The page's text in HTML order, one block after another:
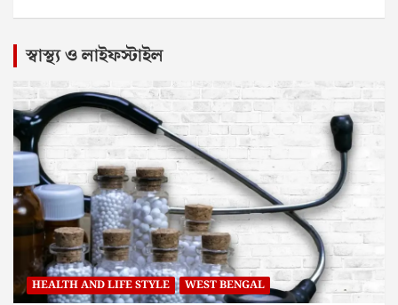
স্বাস্থ্য ও লাইফস্টাইল
HEALTH AND LIFE STYLE WEST BENGAL